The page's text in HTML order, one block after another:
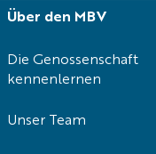
Navigation
Über den MBV
Die Genossenschaft
kennenlernen
Unser Team